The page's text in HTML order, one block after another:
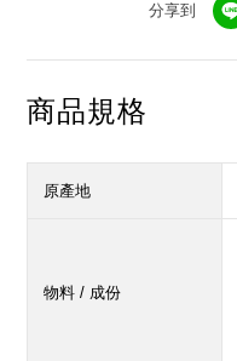
分享到
商品規格
原產地
物料 / 成份